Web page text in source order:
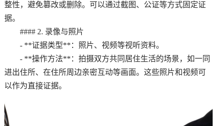
整性，避免篡改或删除。可以通过截图、公证等方式固定证
据。
#### 2. 录像与照片
- **证据类型**：照片、视频等视听资料。
- **操作方法**：拍摄双方共同居住生活的场景，如一同
进出住所、在住所周边亲密互动等画面。这些照片和视频可
以作为直接证据。